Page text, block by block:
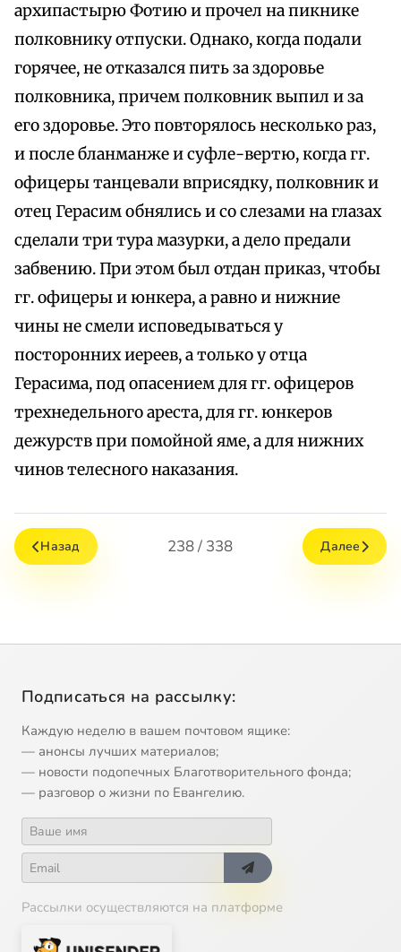
архипастырю Фотию и прочел на пикнике
полковнику отпуски. Однако, когда подали
горячее, не отказался пить за здоровье
полковника, причем полковник выпил и за
его здоровье. Это повторялось несколько раз,
и после бланманже и суфле-вертю, когда гг.
офицеры танцевали вприсядку, полковник и
отец Герасим обнялись и со слезами на глазах
сделали три тура мазурки, а дело предали
забвению. При этом был отдан приказ, чтобы
гг. офицеры и юнкера, а равно и нижние
чины не смели исповедываться у
посторонних иереев, а только у отца
Герасима, под опасением для гг. офицеров
трехнедельного ареста, для гг. юнкеров
дежурств при помойной яме, а для нижних
чинов телесного наказания.
Назад 238 / 338 Далее
Подписаться на рассылку:
Каждую неделю в вашем почтовом ящике:
— анонсы лучших материалов;
— новости подопечных Благотворительного фонда;
— разговор о жизни по Евангелию.
Рассылки осуществляются на платформе